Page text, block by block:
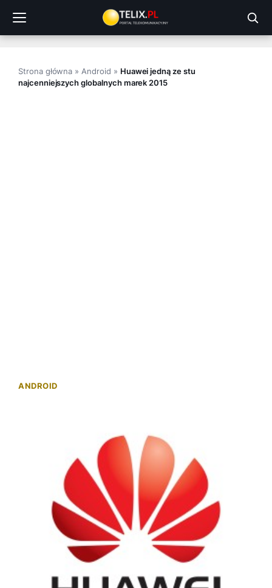
treści
Strona główna » Android » Huawei jedną ze stu
najcenniejszych globalnych marek 2015
ANDROID